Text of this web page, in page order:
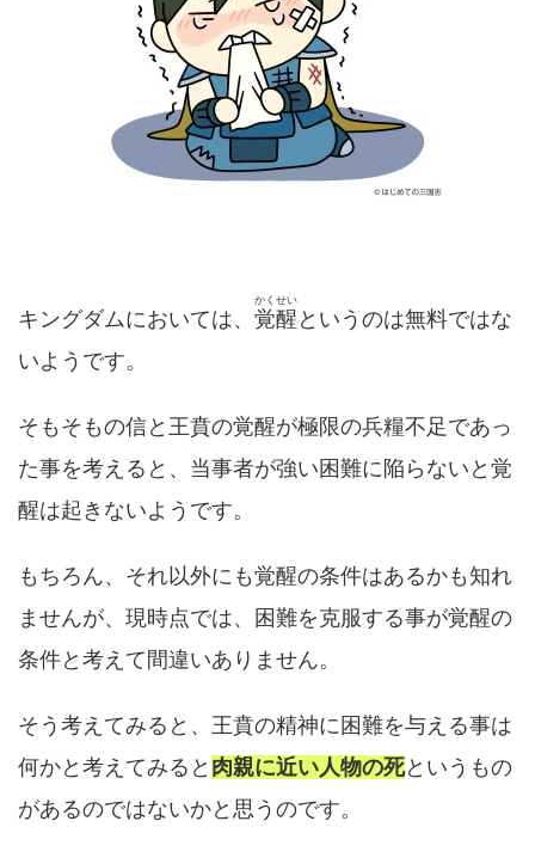
キングダムにおいては、 覚醒
かくせい
というのは無料ではな
いようです。
そもそもの信と王賁の覚醒が極限の兵糧不足であっ
た事を考えると、当事者が強い困難に陥らないと覚
醒は起きないようです。
もちろん、それ以外にも覚醒の条件はあるかも知れ
ませんが、現時点では、困難を克服する事が覚醒の
条件と考えて間違いありません。
そう考えてみると、王賁の精神に困難を与える事は
何かと考えてみると 肉親に近い人物の死というもの
があるのではないかと思うのです。